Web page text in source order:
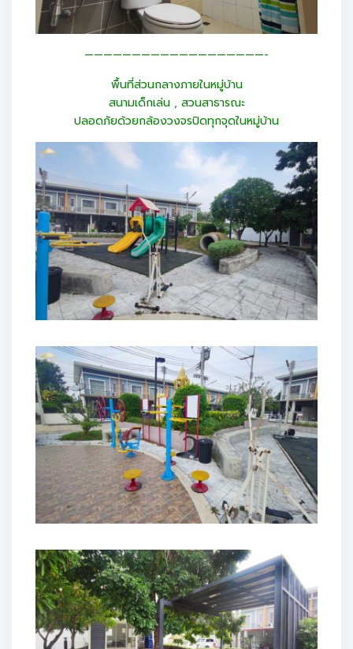
———————————————————-
พื้นที่ส่วนกลางภายในหมู่บ้าน
สนามเด็กเล่น , สวนสาธารณะ
ปลอดภัยด้วยกล้องวงจรปิดทุกจุดในหมู่บ้าน